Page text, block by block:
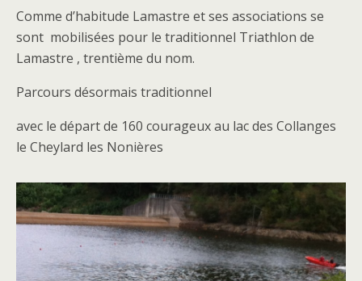
Comme d’habitude Lamastre et ses associations se
sont mobilisées pour le traditionnel Triathlon de
Lamastre , trentième du nom.
Parcours désormais traditionnel
avec le départ de 160 courageux au lac des Collanges
le Cheylard les Nonières